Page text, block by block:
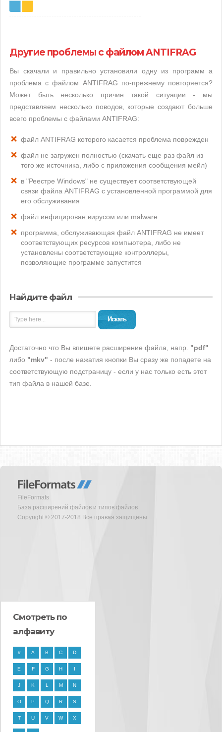
Другие проблемы с файлом ANTIFRAG
Вы скачали и правильно установили одну из программ а
проблема с файлом ANTIFRAG по-прежнему повторяется?
Может быть несколько причин такой ситуации - мы
представляем несколько поводов, которые создают больше
всего проблемы с файлами ANTIFRAG:
файл ANTIFRAG которого касается проблема поврежден
файл не загружен полностью (скачать еще раз файл из
того же источника, либо с приложения сообщения мейл)
в "Реестре Windows" не существует соответствующей
связи файла ANTIFRAG с установленной программой для
его обслуживания
файл инфицирован вирусом или malware
программа, обслуживающая файл ANTIFRAG не имеет
соответствующих ресурсов компьютера, либо не
установлены соответствующие контроллеры,
позволяющие программе запустится
Найдите файл
Искать
Достаточно что Вы впишете расширение файла, напр. "pdf"
либо "mkv" - после нажатия кнопки Вы сразу же попадете на
соответствующую подстраницу - если у нас только есть этот
тип файла в нашей базе.
FileFormats
База расширений файлов и типов файлов
Copyright © 2017-2018 Все правая защищены
Смотреть по
алфавиту
# A B C D
E F G H I
J K L M N
O P Q R S
T U V W X